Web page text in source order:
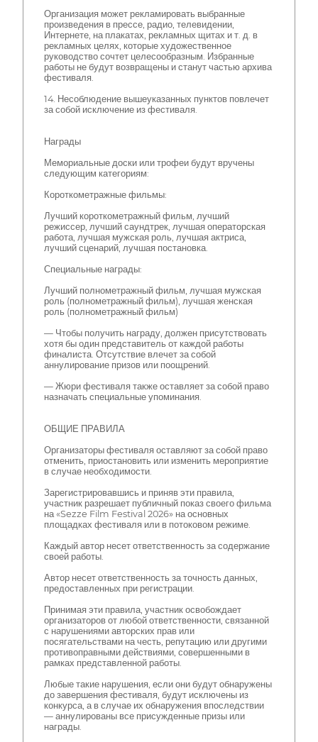
Организация может рекламировать выбранные
произведения в прессе, радио, телевидении,
Интернете, на плакатах, рекламных щитах и т. д. в
рекламных целях, которые художественное
руководство сочтет целесообразным. Избранные
работы не будут возвращены и станут частью архива
фестиваля.
14. Несоблюдение вышеуказанных пунктов повлечет
за собой исключение из фестиваля.
Награды
Мемориальные доски или трофеи будут вручены
следующим категориям:
Короткометражные фильмы:
Лучший короткометражный фильм, лучший
режиссер, лучший саундтрек, лучшая операторская
работа, лучшая мужская роль, лучшая актриса,
лучший сценарий, лучшая постановка.
Специальные награды:
Лучший полнометражный фильм, лучшая мужская
роль (полнометражный фильм), лучшая женская
роль (полнометражный фильм)
— Чтобы получить награду, должен присутствовать
хотя бы один представитель от каждой работы
финалиста. Отсутствие влечет за собой
аннулирование призов или поощрений.
— Жюри фестиваля также оставляет за собой право
назначать специальные упоминания.
ОБЩИЕ ПРАВИЛА
Организаторы фестиваля оставляют за собой право
отменить, приостановить или изменить мероприятие
в случае необходимости.
Зарегистрировавшись и приняв эти правила,
участник разрешает публичный показ своего фильма
на «Sezze Film Festival 2026» на основных
площадках фестиваля или в потоковом режиме.
Каждый автор несет ответственность за содержание
своей работы.
Автор несет ответственность за точность данных,
предоставленных при регистрации.
Принимая эти правила, участник освобождает
организаторов от любой ответственности, связанной
с нарушениями авторских прав или
посягательствами на честь, репутацию или другими
противоправными действиями, совершенными в
рамках представленной работы.
Любые такие нарушения, если они будут обнаружены
до завершения фестиваля, будут исключены из
конкурса, а в случае их обнаружения впоследствии
— аннулированы все присужденные призы или
награды.